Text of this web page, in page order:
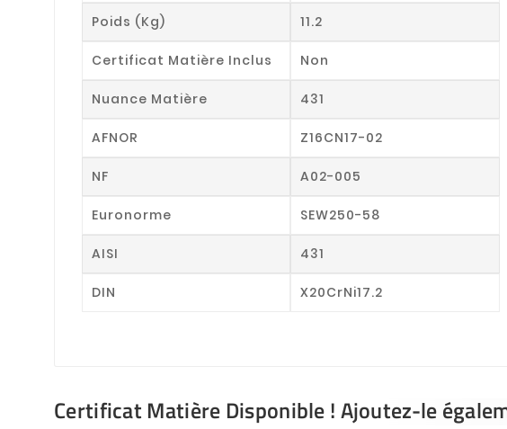
Poids (kg) 11.2
Certificat Matière Inclus Non
Nuance Matière 431
AFNOR Z16CN17-02
NF A02-005
Euronorme SEW250-58
AISI 431
DIN X20CrNi17.2
Certificat Matière Disponible ! Ajoutez-le